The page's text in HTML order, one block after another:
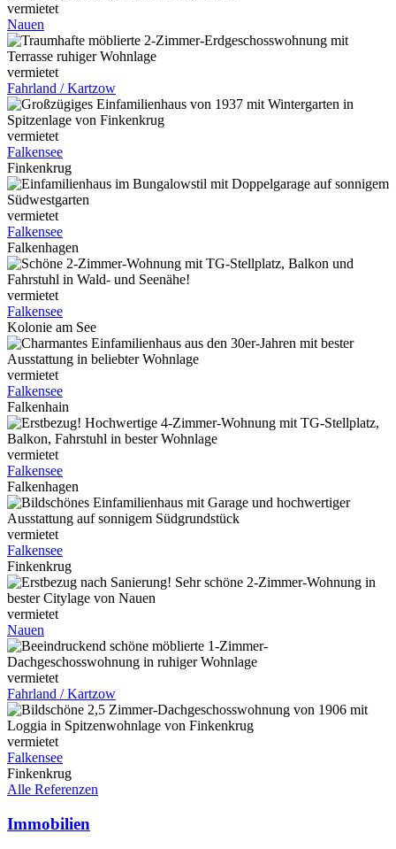
vermietet
Nauen
vermietet
Fahrland / Kartzow
vermietet
Falkensee
Finkenkrug
vermietet
Falkensee
Falkenhagen
vermietet
Falkensee
Kolonie am See
vermietet
Falkensee
Falkenhain
vermietet
Falkensee
Falkenhagen
vermietet
Falkensee
Finkenkrug
vermietet
Nauen
vermietet
Fahrland / Kartzow
vermietet
Falkensee
Finkenkrug
Alle Referenzen
Immobilien